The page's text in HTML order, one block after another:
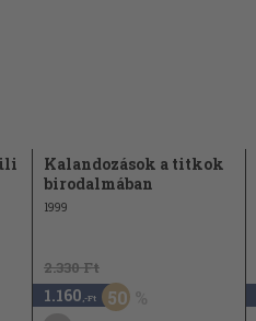
Kalandozások a titkok
birodalmában
1999
2.330 Ft
1.160 ,-Ft 50